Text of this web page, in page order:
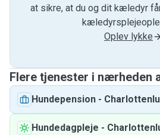
at sikre, at du og dit kæledyr
Oplev lykke
Flere tjenester i nærheden
Hundepension -
Hundedagpleje -